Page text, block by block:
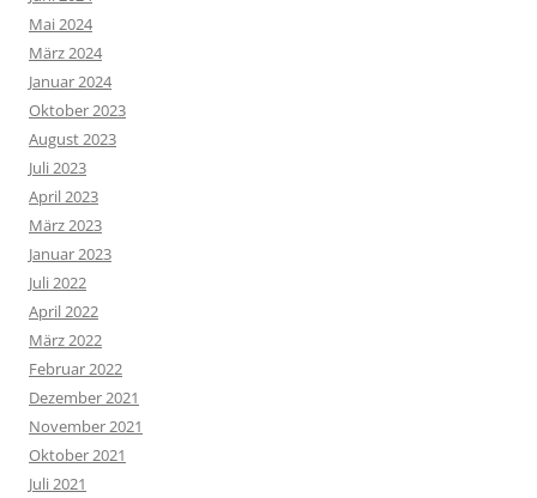
Mai 2024
März 2024
Januar 2024
Oktober 2023
August 2023
Juli 2023
April 2023
März 2023
Januar 2023
Juli 2022
April 2022
März 2022
Februar 2022
Dezember 2021
November 2021
Oktober 2021
Juli 2021